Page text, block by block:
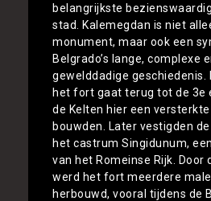
belangrijkste
stad. Kalemegdan is niet
monument, maar ook een
Belgrado’s lange, complexe
gewelddadige geschiedenis.
het fort gaat terug tot de 3e
de Kelten hier een
bouwden. Later vestigden
het castrum Singidunum,
van het Romeinse Rijk. Door
werd het fort meerdere
herbouwd, vooral tijdens de